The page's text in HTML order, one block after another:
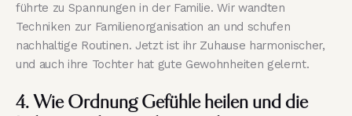
führte zu Spannungen in der Familie. Wir wandten
Techniken zur Familienorganisation an und schufen
nachhaltige Routinen. Jetzt ist ihr Zuhause harmonischer,
und auch ihre Tochter hat gute Gewohnheiten gelernt.
4. Wie Ordnung Gefühle heilen und die